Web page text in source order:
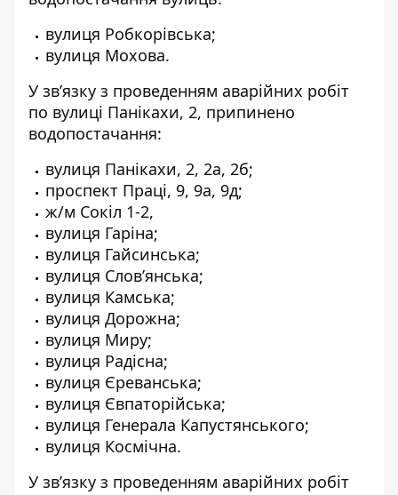
вулиця Робкорівська;
вулиця Мохова.
У зв’язку з проведенням аварійних робіт
по вулиці Панікахи, 2, припинено
водопостачання:
вулиця Панікахи, 2, 2а, 2б;
проспект Праці, 9, 9а, 9д;
ж/м Сокіл 1-2,
вулиця Гаріна;
вулиця Гайсинська;
вулиця Словʼянська;
вулиця Камська;
вулиця Дорожна;
вулиця Миру;
вулиця Радісна;
вулиця Єреванська;
вулиця Євпаторійська;
вулиця Генерала Капустянського;
вулиця Космічна.
У зв’язку з проведенням аварійних робіт